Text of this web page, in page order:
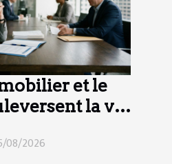
et le
la vie
08/2026